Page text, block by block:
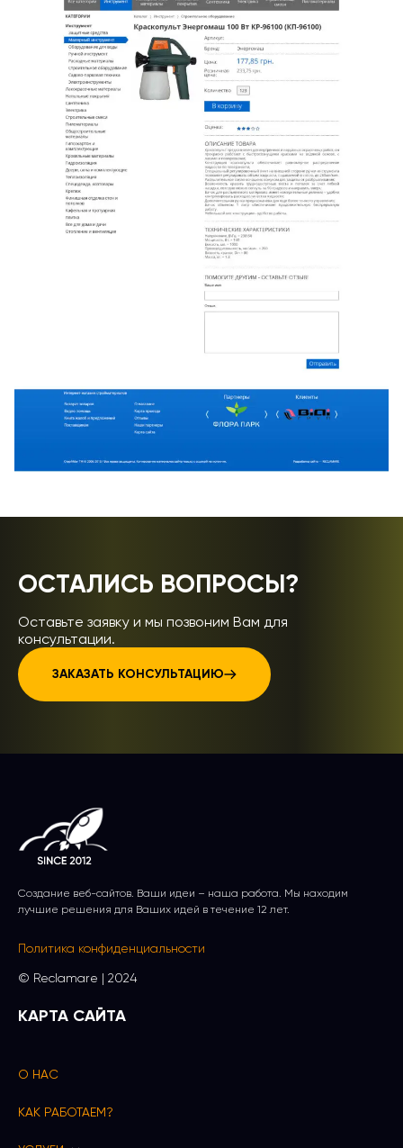
ОСТАЛИСЬ ВОПРОСЫ?
Оставьте заявку и мы позвоним Вам для
консультации.
ЗАКАЗАТЬ КОНСУЛЬТАЦИЮ
Создание веб-сайтов. Ваши идеи – наша работа. Мы находим
лучшие решения для Ваших идей в течение 12 лет.
Политика конфиденциальности
© Reсlamare | 2024
КАРТА САЙТА
О НАС
КАК РАБОТАЕМ?